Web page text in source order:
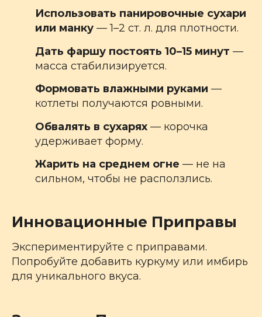
Использовать панировочные сухари
или манку — 1–2 ст. л. для плотности.
Дать фаршу постоять 10–15 минут —
масса стабилизируется.
Формовать влажными руками —
котлеты получаются ровными.
Обвалять в сухарях — корочка
удерживает форму.
Жарить на среднем огне — не на
сильном, чтобы не расползлись.
Инновационные Приправы
Экспериментируйте с приправами.
Попробуйте добавить куркуму или имбирь
для уникального вкуса.